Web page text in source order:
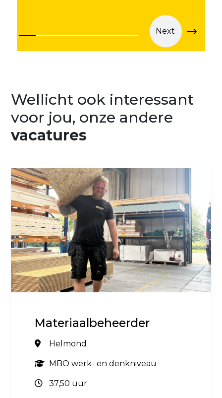
Next
Wellicht ook interessant
voor jou, onze andere
vacatures
Materiaalbeheerder
Helmond
MBO werk- en denkniveau
37,50 uur